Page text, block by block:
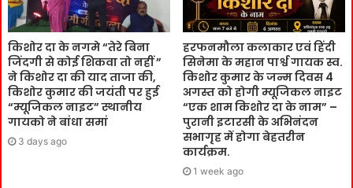
किशोर दा के नगमे “तेरे बिना
जिंदगी से कोई शिकवा तो नहीं ”
ने किशोर दा की याद ताजा की,
किशोर कुमार की जयंती पर हुई
“म्यूजिकल नाइट” स्थानीय
गायको ने बांधा समां
3 days ago
हरफनमौला कलाकार एवं हिंदी
सिनेमा के महान पार्श्व गायक स्व.
किशोर कुमार के जन्म दिवस 4
अगस्त को होगी म्यूजिकल नाइट
“एक शाम किशोर दा के नाम” –
पुरानी इटारसी के अभिनंदन
सभागृह में होगा बेहतरीन
कार्यक्रम.
1 week ago